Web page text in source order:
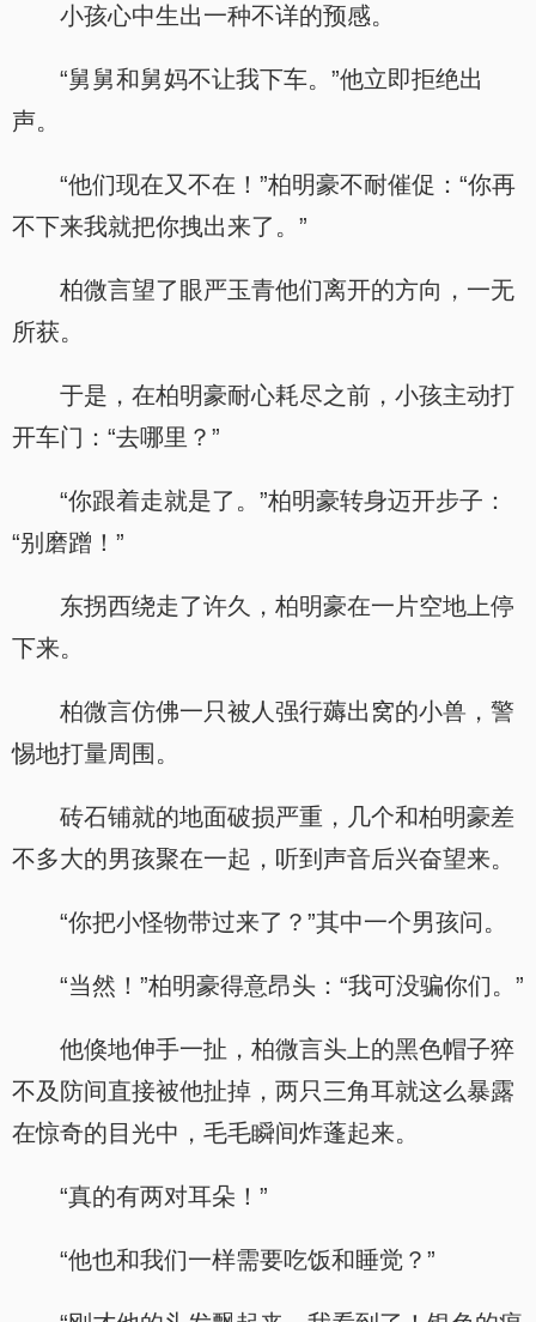
小孩心中生出一种不详的预感。
“舅舅和舅妈不让我下车。”他立即拒绝出
声。
“他们现在又不在！”柏明豪不耐催促：“你再
不下来我就把你拽出来了。”
柏微言望了眼严玉青他们离开的方向，一无
所获。
于是，在柏明豪耐心耗尽之前，小孩主动打
开车门：“去哪里？”
“你跟着走就是了。”柏明豪转身迈开步子：
“别磨蹭！”
东拐西绕走了许久，柏明豪在一片空地上停
下来。
柏微言仿佛一只被人强行薅出窝的小兽，警
惕地打量周围。
砖石铺就的地面破损严重，几个和柏明豪差
不多大的男孩聚在一起，听到声音后兴奋望来。
“你把小怪物带过来了？”其中一个男孩问。
“当然！”柏明豪得意昂头：“我可没骗你们。”
他倏地伸手一扯，柏微言头上的黑色帽子猝
不及防间直接被他扯掉，两只三角耳就这么暴露
在惊奇的目光中，毛毛瞬间炸蓬起来。
“真的有两对耳朵！”
“他也和我们一样需要吃饭和睡觉？”